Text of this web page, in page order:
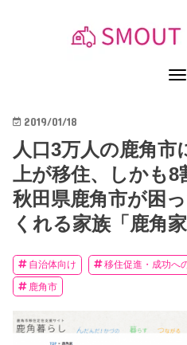
2019/01/18
人口3万人の鹿角市
上が移住、しかも8
秋田県鹿角市が困
くれる家族「鹿角
自治体向け 移住促進・成功へ
鹿角市